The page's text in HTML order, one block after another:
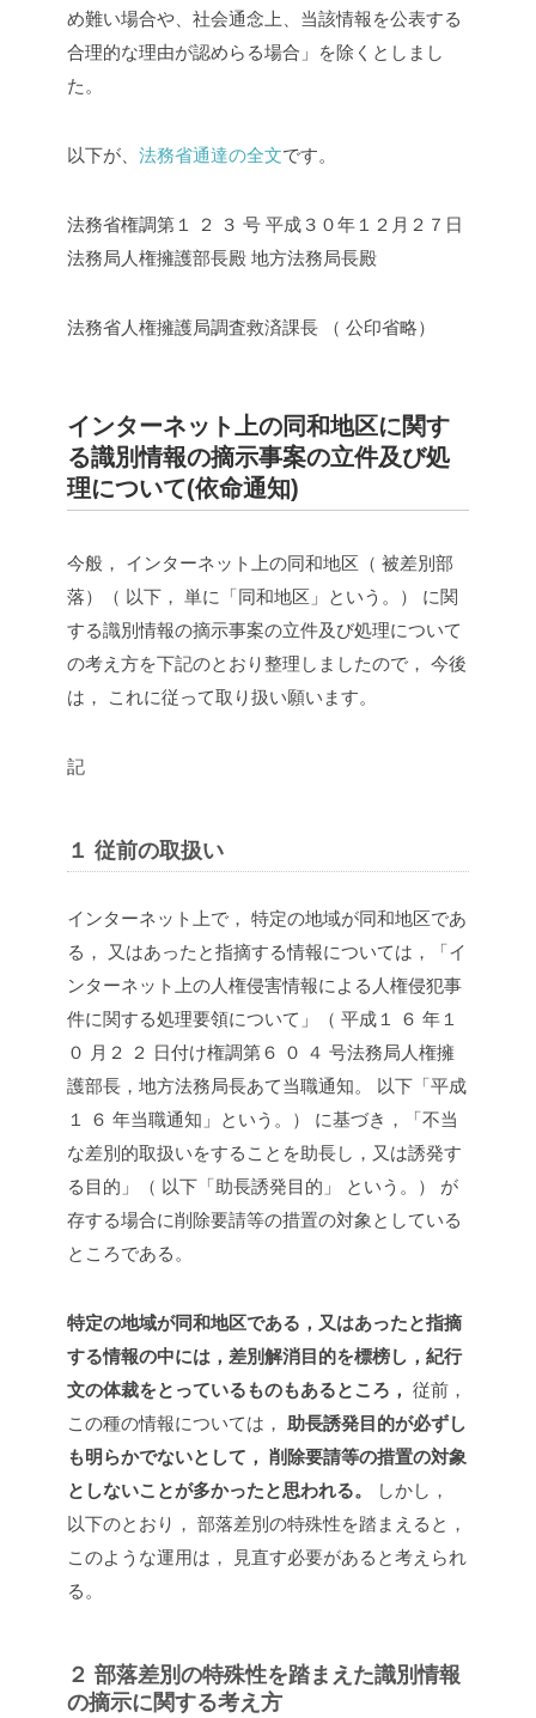
め難い場合や、社会通念上、当該情報を公表する
合理的な理由が認めらる場合」を除くとしまし
た。
以下が、 法務省通達の全文です。
法務省権調第１ ２ ３ 号 平成３０年１２月２７日
法務局人権擁護部長殿 地方法務局長殿
法務省人権擁護局調査救済課長 （ 公印省略）
インターネット上の同和地区に関す
る識別情報の摘示事案の立件及び処
理について(依命通知)
今般， インターネット上の同和地区（ 被差別部
落）（ 以下， 単に「同和地区」という。） に関
する識別情報の摘示事案の立件及び処理について
の考え方を下記のとおり整理しましたので， 今後
は， これに従って取り扱い願います。
記
１ 従前の取扱い
インターネット上で， 特定の地域が同和地区であ
る， 又はあったと指摘する情報については，「イ
ンターネット上の人権侵害情報による人権侵犯事
件に関する処理要領について」（ 平成１ ６ 年１
０ 月２ ２ 日付け権調第６ ０ ４ 号法務局人権擁
護部長，地方法務局長あて当職通知。 以下「平成
１ ６ 年当職通知」という。） に基づき，「不当
な差別的取扱いをすることを助長し，又は誘発す
る目的」（ 以下「助長誘発目的」 という。） が
存する場合に削除要請等の措置の対象としている
ところである。
特定の地域が同和地区である，又はあったと指摘
する情報の中には，差別解消目的を標榜し，紀行
文の体裁をとっているものもあるところ， 従前，
この種の情報については， 助長誘発目的が必ずし
も明らかでないとして， 削除要請等の措置の対象
としないことが多かったと思われる。
しかし，
以下のとおり， 部落差別の特殊性を踏まえると，
このような運用は， 見直す必要があると考えられ
る。
２ 部落差別の特殊性を踏まえた識別情報
の摘示に関する考え方